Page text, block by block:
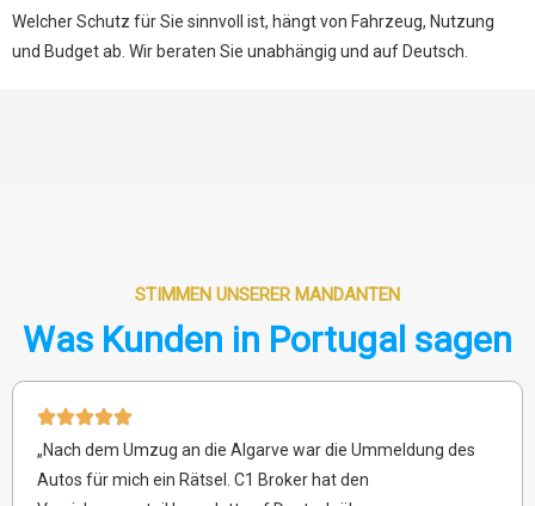
Welcher Schutz für Sie sinnvoll ist, hängt von Fahrzeug, Nutzung
und Budget ab. Wir beraten Sie unabhängig und auf Deutsch.
STIMMEN UNSERER MANDANTEN
Was Kunden in Portugal sagen
„Nach dem Umzug an die Algarve war die Ummeldung des
Autos für mich ein Rätsel. C1 Broker hat den